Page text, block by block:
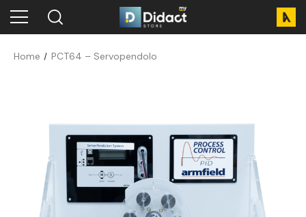
Home PCT64 – Servopendolo